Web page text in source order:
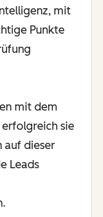
mit
Punkte
mit dem
sie
auf dieser
Leads